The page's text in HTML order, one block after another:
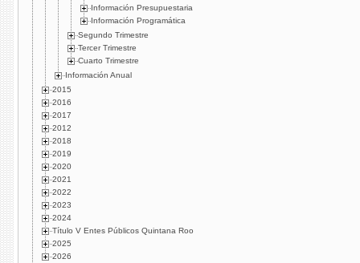
Información Presupuestaria
Información Programática
Segundo Trimestre
Tercer Trimestre
Cuarto Trimestre
Información Anual
2015
2016
2017
2012
2018
2019
2020
2021
2022
2023
2024
Título V Entes Públicos Quintana Roo
2025
2026